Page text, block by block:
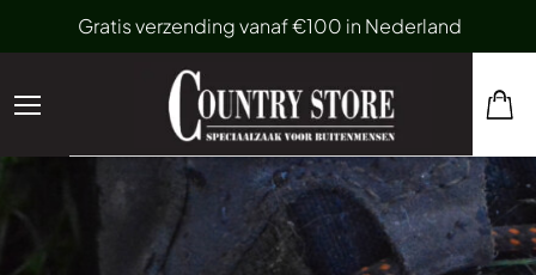
Gratis verzending vanaf €100 in Nederland